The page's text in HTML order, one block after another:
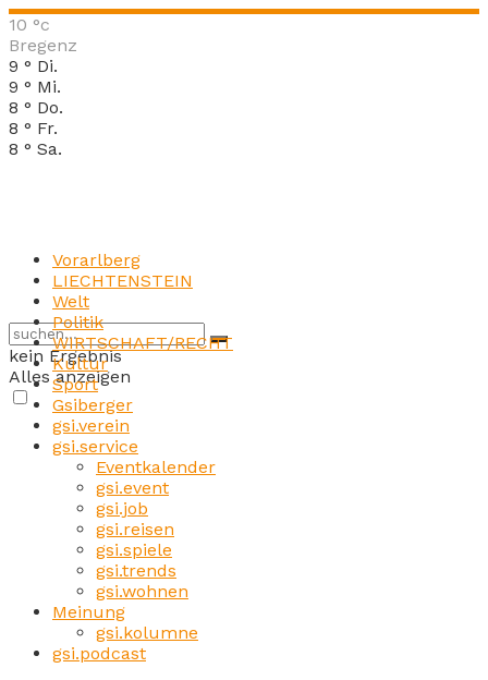
10 °c
Bregenz
9 ° Di.
9 ° Mi.
8 ° Do.
8 ° Fr.
8 ° Sa.
kein Ergebnis
Alles anzeigen
Vorarlberg
LIECHTENSTEIN
Welt
Politik
WIRTSCHAFT/RECHT
Kultur
Sport
Gsiberger
gsi.verein
gsi.service
Eventkalender
gsi.event
gsi.job
gsi.reisen
gsi.spiele
gsi.trends
gsi.wohnen
Meinung
gsi.kolumne
gsi.podcast